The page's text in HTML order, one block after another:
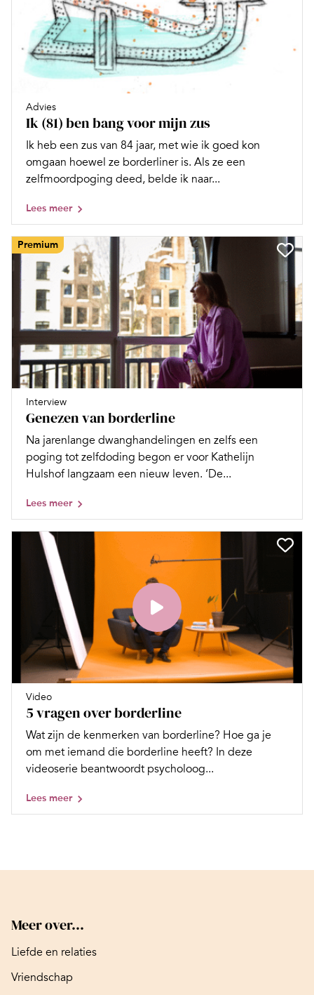
Advies
Ik (81) ben bang voor mijn zus
Ik heb een zus van 84 jaar, met wie ik goed kon
omgaan hoewel ze borderliner is. Als ze een
zelfmoordpoging deed, belde ik naar...
Lees meer
Premium
Interview
Genezen van borderline
Na jarenlange dwanghandelingen en zelfs een
poging tot zelfdoding begon er voor Kathelijn
Hulshof langzaam een nieuw leven. ‘De...
Lees meer
Video
5 vragen over borderline
Wat zijn de kenmerken van borderline? Hoe ga je
om met iemand die borderline heeft? In deze
videoserie beantwoordt psycholoog...
Lees meer
Meer over...
Liefde en relaties
Vriendschap